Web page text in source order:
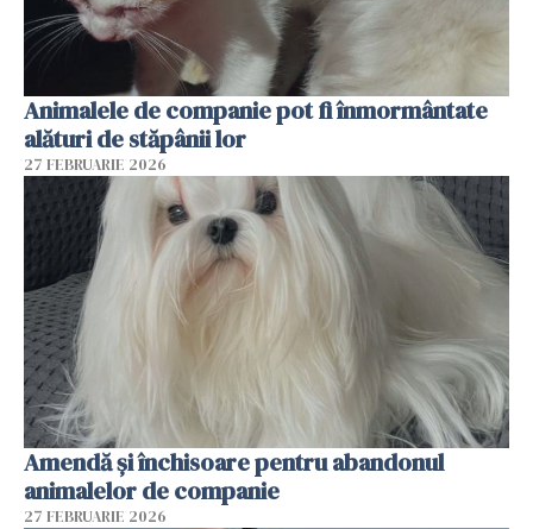
Animalele de companie pot fi înmormântate
alături de stăpânii lor
27 FEBRUARIE 2026
Amendă și închisoare pentru abandonul
animalelor de companie
27 FEBRUARIE 2026